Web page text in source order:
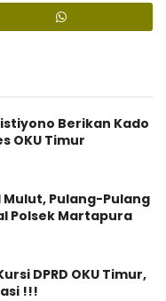
Berikan Kado
OKU Timur
Pulang-Pulang
Polsek Martapura
DPRD OKU Timur,
!!!